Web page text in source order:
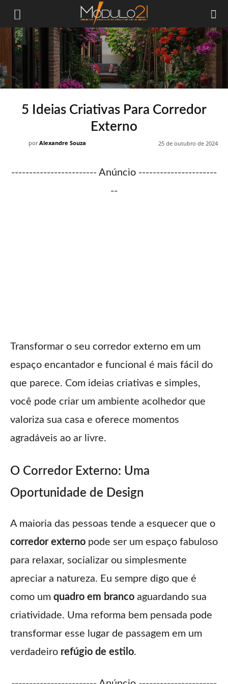
Módulo21
5 Ideias Criativas Para Corredor
Externo
25 de outubro de 2024
por Alexandre Souza
------------------------ Anúncio ----------------------
--
Transformar o seu corredor externo em um
espaço encantador e funcional é mais fácil do
que parece. Com ideias criativas e simples,
você pode criar um ambiente acolhedor que
valoriza sua casa e oferece momentos
agradáveis ao ar livre.
O Corredor Externo: Uma
Oportunidade de Design
A maioria das pessoas tende a esquecer que o
corredor externo pode ser um espaço fabuloso
para relaxar, socializar ou simplesmente
apreciar a natureza. Eu sempre digo que é
como um quadro em branco aguardando sua
criatividade. Uma reforma bem pensada pode
transformar esse lugar de passagem em um
verdadeiro refúgio de estilo.